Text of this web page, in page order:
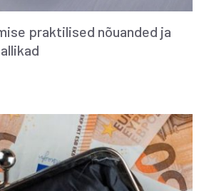
praktilised nõuanded ja